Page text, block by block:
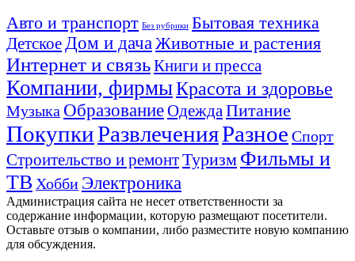
Авто и транспорт Без рубрики Бытовая техника
Детское Дом и дача Животные и растения
Интернет и связьКниги и пресса
Компании, фирмыКрасота и здоровье
Музыка ОбразованиеОдежда Питание
ПокупкиРазвлеченияРазное Спорт
Строительство и ремонтТуризм Фильмы и
ТВ Хобби Электроника
Администрация сайта не несет ответственности за
содержание информации, которую размещают посетители.
Оставьте отзыв о компании, либо разместите новую компанию
для обсуждения.